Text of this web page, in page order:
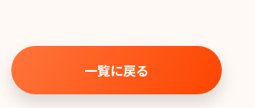
一覧に戻る